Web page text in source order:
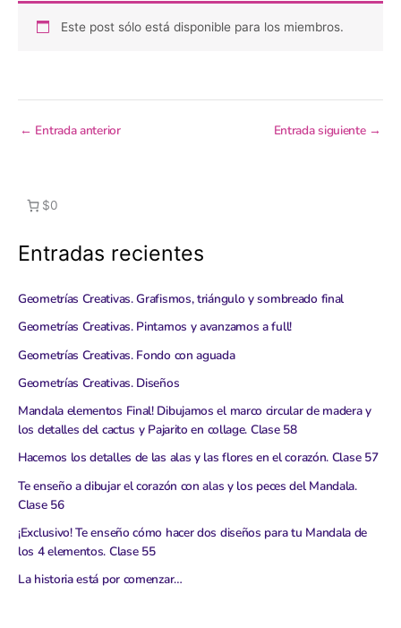
Este post sólo está disponible para los miembros.
← Entrada anterior Entrada siguiente →
$0
Entradas recientes
Geometrías Creativas. Grafismos, triángulo y sombreado final
Geometrías Creativas. Pintamos y avanzamos a full!
Geometrías Creativas. Fondo con aguada
Geometrías Creativas. Diseños
Mandala elementos Final! Dibujamos el marco circular de madera y
los detalles del cactus y Pajarito en collage. Clase 58
Hacemos los detalles de las alas y las flores en el corazón. Clase 57
Te enseño a dibujar el corazón con alas y los peces del Mandala.
Clase 56
¡Exclusivo! Te enseño cómo hacer dos diseños para tu Mandala de
los 4 elementos. Clase 55
La historia está por comenzar…